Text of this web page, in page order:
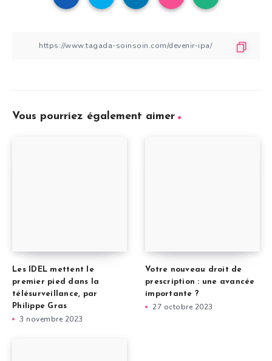
Vous pourriez également aimer
Les IDEL mettent le
premier pied dans la
télésurveillance, par
Philippe Gras
3 novembre 2023
Votre nouveau droit de
prescription : une avancée
importante ?
27 octobre 2023